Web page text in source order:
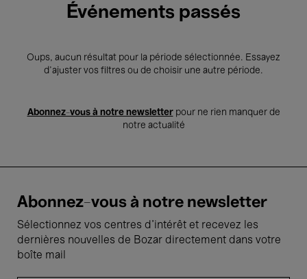
Événements passés
Oups, aucun résultat pour la période sélectionnée. Essayez
d’ajuster vos filtres ou de choisir une autre période.
Abonnez-vous à notre newsletterpour ne rien manquer de
notre actualité
Abonnez-vous à notre newsletter
Sélectionnez vos centres d'intérêt et recevez les
dernières nouvelles de Bozar directement dans votre
boîte mail